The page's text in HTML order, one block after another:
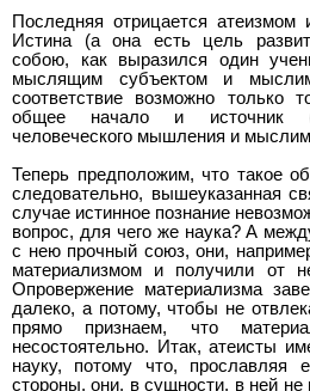
Последняя отрицается атеизмом
Истина (а она есть цель
собою, как выразился один
мыслящим субъектом и
соответствие возможно только
общее начало и источник
человеческого мышления и
Теперь предположим, что такое
следовательно, вышеуказанная
случае истинное познание
вопрос, для чего же наука? А
с нею прочный союз, они,
материализмом и получили от
Опровержение материализма
далеко, а потому, чтобы не
прямо признаем, что
несостоятельно. Итак, атеисты
науку, потому что, прославляя
стороны, они, в сущности, в ней